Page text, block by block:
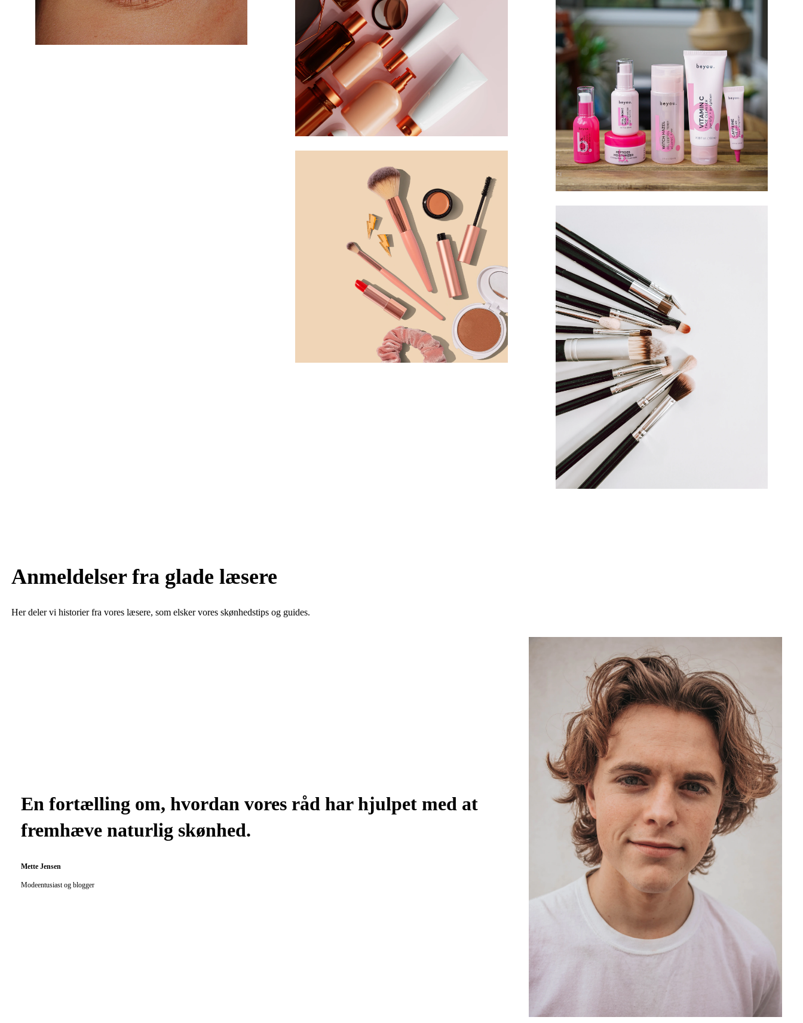
Anmeldelser fra glade læsere
Her deler vi historier fra vores læsere, som elsker vores skønhedstips og guides.
En fortælling om, hvordan vores råd har hjulpet med at
fremhæve naturlig skønhed.
Mette Jensen
Modeentusiast og blogger